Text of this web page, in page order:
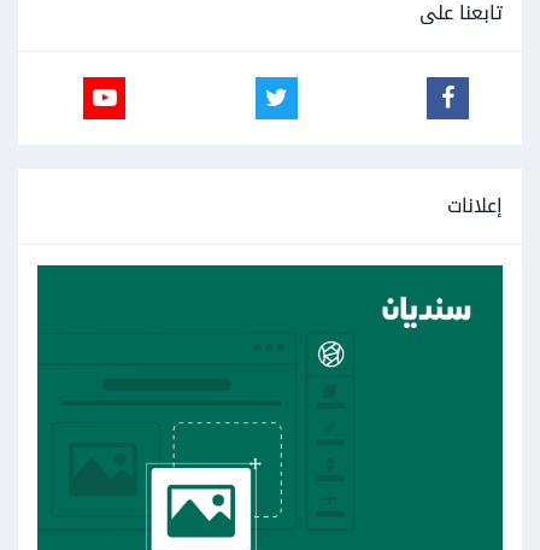
تابعنا على
إعلانات